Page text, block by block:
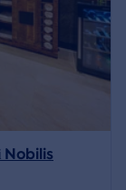
Nobilis